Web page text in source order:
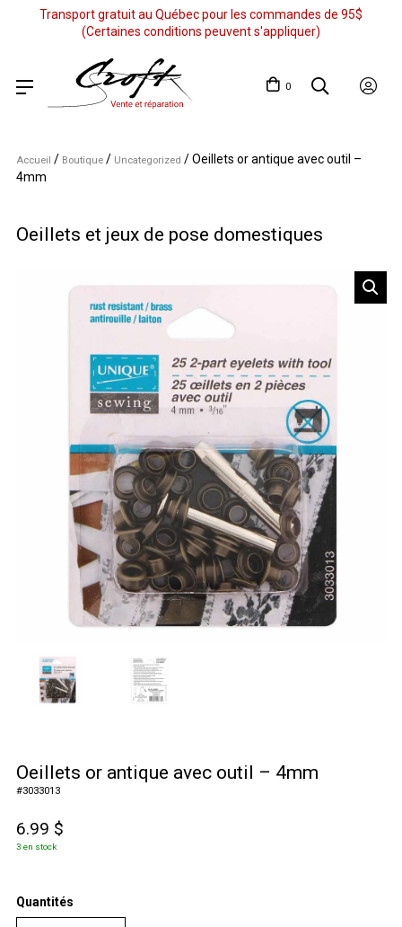
Transport gratuit au Québec pour les commandes de 95$
(Certaines conditions peuvent s'appliquer)
0
Accueil / Boutique/ Uncategorized /Oeillets or antique avec outil –
4mm
Oeillets et jeux de pose domestiques
Oeillets or antique avec outil – 4mm
#3033013
6.99 $
3 en stock
Quantités